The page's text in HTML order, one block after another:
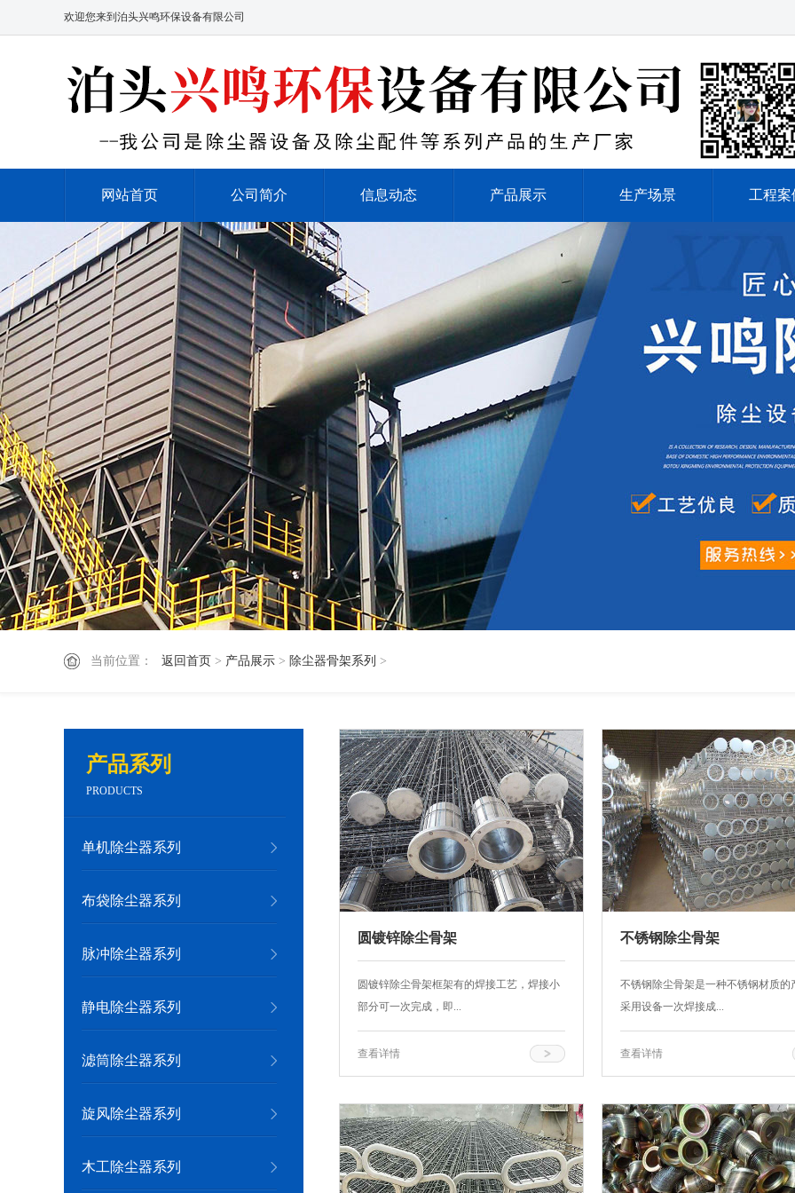
欢迎您来到泊头兴鸣环保设备有限公司
网站首页 公司简介 信息动态 产品展示 生产场景 工程案
当前位置： 返回首页 > 产品展示 > 除尘器骨架系列 >
产品系列
PRODUCTS
单机除尘器系列
布袋除尘器系列
脉冲除尘器系列
静电除尘器系列
滤筒除尘器系列
旋风除尘器系列
木工除尘器系列
圆镀锌除尘骨架
圆镀锌除尘骨架框架有的焊接工艺，焊接小
部分可一次完成，即...
查看详情
不锈钢除尘骨架
不锈钢除尘骨架是一种不锈钢材质的
采用设备一次焊接成...
查看详情